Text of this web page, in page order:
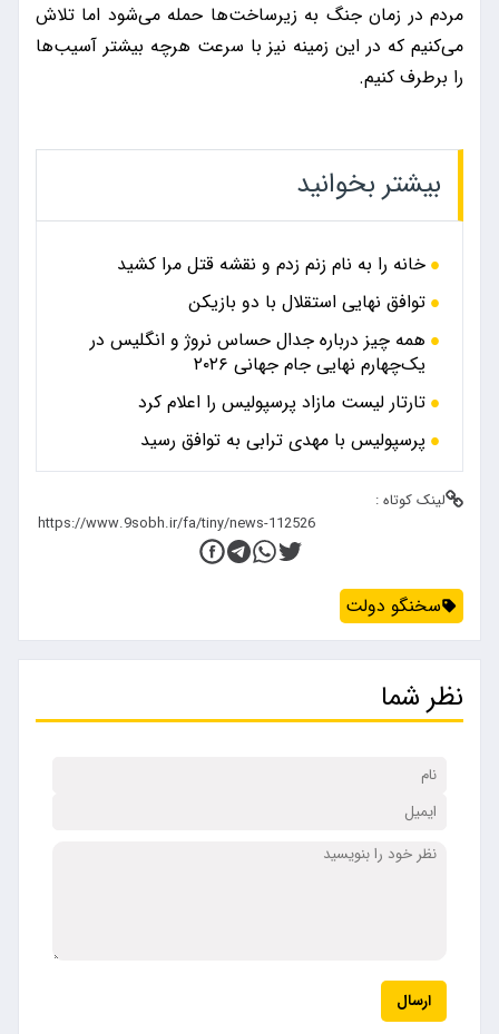
مردم در زمان جنگ به زیرساخت‌ها حمله می‌شود اما تلاش
می‌کنیم که در این زمینه نیز با سرعت هرچه بیشتر آسیب‌ها
را برطرف کنیم.
بیشتر بخوانید
خانه را به نام زنم زدم و نقشه قتل مرا کشید
توافق نهایی استقلال با دو بازیکن
همه چیز درباره جدال حساس نروژ و انگلیس در
یک‌چهارم نهایی جام جهانی ۲۰۲۶
تارتار لیست مازاد پرسپولیس را اعلام کرد
پرسپولیس با مهدی ترابی به توافق رسید
لینک کوتاه :
سخنگو دولت
نظر شما
ارسال